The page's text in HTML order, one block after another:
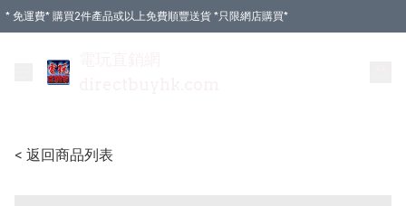
* 免運費* 購買2件產品或以上免費順豐送貨 *只限網店購買*
< 返回商品列表